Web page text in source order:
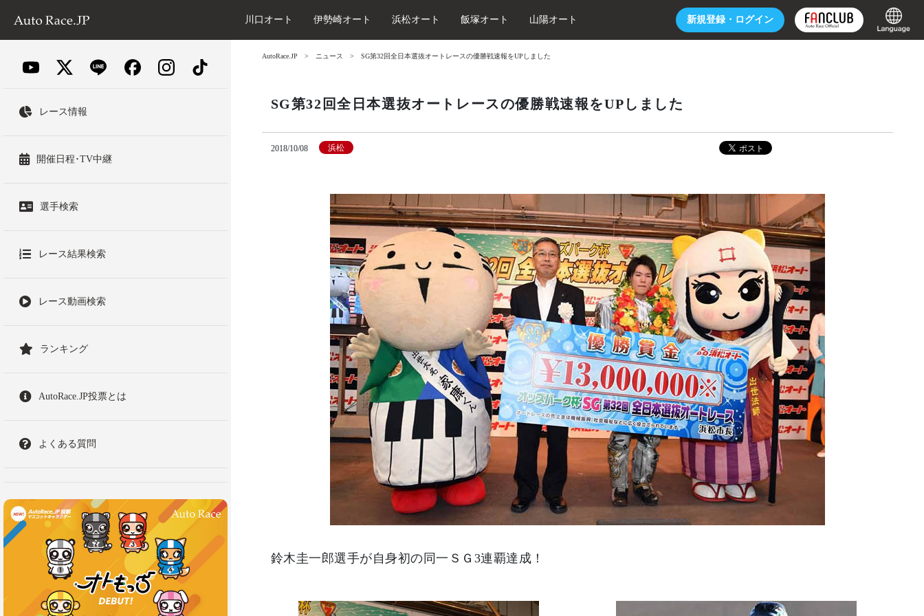
新規登録・ ログイン
川口オート 伊勢崎オート 浜松オート 飯塚オート 山陽オート
レース情報
開催日程･TV中継
選手検索
レース結果検索
レース動画検索
ランキング
AutoRace.JP投票とは
よくある質問
AutoRace.JP ニュース SG第32回全日本選抜オートレースの優勝戦速報をUPしました
SG第32回全日本選抜オートレースの優勝戦速報をUPしました
2018/10/08 浜松
鈴木圭一郎選手が自身初の同一ＳＧ3連覇達成！